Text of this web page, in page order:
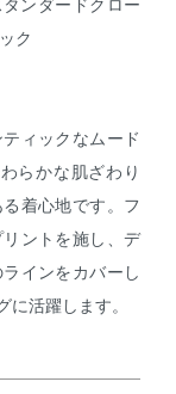
ク
ィックなムード
らかな肌ざわり
着心地です。フ
ントを施し、デ
インをカバーし
活躍します。